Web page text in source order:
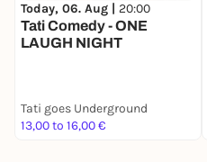
Today, 06. Aug | 20:00
Tati Comedy - ONE
LAUGH NIGHT
Tati goes Underground
13,00 to 16,00 €